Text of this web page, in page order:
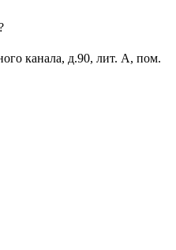
канала, д.90, лит. А, пом.